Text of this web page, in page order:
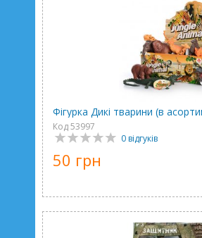
Фігурка Дикі тварини (в
Код 53997
0 відгуків
50 грн